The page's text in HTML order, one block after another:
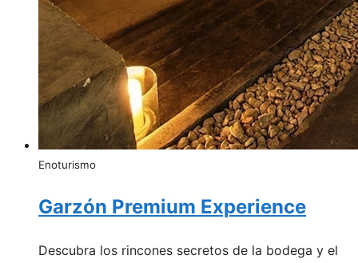
Enoturismo
Garzón Premium Experience
Descubra los rincones secretos de la bodega y el